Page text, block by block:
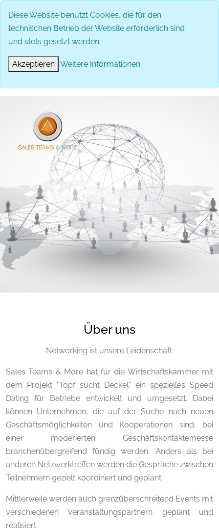
Diese Website benutzt Cookies, die für den
technischen Betrieb der Website erforderlich sind
und stets gesetzt werden.
Akzeptieren Weitere Informationen
Über uns
Networking ist unsere Leidenschaft.
Sales Teams & More hat für die Wirtschaftskammer mit
dem Projekt "Topf sucht Deckel" ein spezielles Speed
Dating für Betriebe entwickelt und umgesetzt. Dabei
können Unternehmen, die auf der Suche nach neuen
Geschäftsmöglichkeiten und Kooperationen sind, bei
einer moderierten Geschäftskontaktemesse
branchenübergreifend fündig werden. Anders als bei
anderen Netzwerktreffen werden die Gespräche zwischen
Teilnehmern gezielt koordiniert und geplant.
Mittlerweile werden auch grenzüberschreitend Events mit
verschiedenen Veranstaltungspartnern geplant und
realisiert.